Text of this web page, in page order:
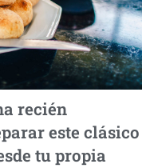
recién
este clásico
tu propia